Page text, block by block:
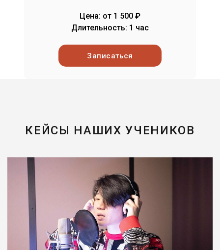
Цена: от 1 500 ₽
Длительность: 1 час
Записаться
КЕЙСЫ НАШИХ УЧЕНИКОВ